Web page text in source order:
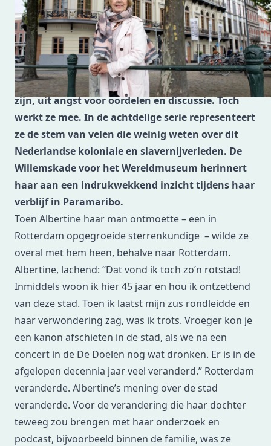
familiegeschiedenis en ontdekte onder haar
bevoorrechte voorouders een mede-eigenaar van
Surinaamse suikerplantage Tout Lui Faut. Ze
besluit er een podcastserie over te maken waarbij
Albertine in eerste instantie niet betrokken wil
zijn, uit angst voor oordelen en discussie. Toch
werkt ze mee. In de achtdelige serie representeert
ze de stem van velen die weinig weten over dit
Nederlandse koloniale en slavernijverleden. De
Willemskade voor het Wereldmuseum herinnert
haar aan een indrukwekkend inzicht tijdens haar
verblijf in Paramaribo.
Toen Albertine haar man ontmoette – een in
Rotterdam opgegroeide sterrenkundige – wilde ze
overal met hem heen, behalve naar Rotterdam.
Albertine, lachend: “Dat vond ik toch zo’n rotstad!
Inmiddels woon ik hier 45 jaar en hou ik ontzettend
van deze stad. Toen ik laatst mijn zus rondleidde en
haar verwondering zag, was ik trots. Vroeger kon je
een kanon afschieten in de stad, als we na een
concert in de De Doelen nog wat dronken. Er is in de
afgelopen decennia jaar veel veranderd.” Rotterdam
veranderde. Albertine’s mening over de stad
veranderde. Voor de verandering die haar dochter
teweeg zou brengen met haar onderzoek en
podcast, bijvoorbeeld binnen de familie, was ze